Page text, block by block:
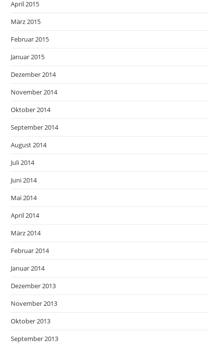
April 2015
März 2015
Februar 2015
Januar 2015
Dezember 2014
November 2014
Oktober 2014
September 2014
August 2014
Juli 2014
Juni 2014
Mai 2014
April 2014
März 2014
Februar 2014
Januar 2014
Dezember 2013
November 2013
Oktober 2013
September 2013